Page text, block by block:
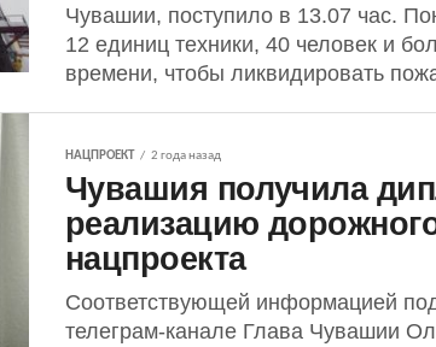
Чувашии, поступило в 13.07 час.
12 единиц техники, 40 человек и
времени, чтобы ликвидировать
НАЦПРОЕКТ 2 года назад
Чувашия получила
реализацию
нацпроекта
Соответствующей информацией
телеграм-канале Глава Чувашии